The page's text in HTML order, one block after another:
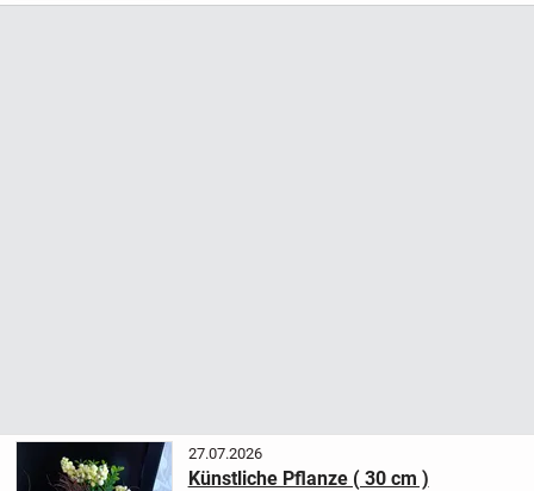
27.07.2026
Künstliche Pflanze ( 30 cm )